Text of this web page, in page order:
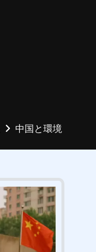
中国と環境